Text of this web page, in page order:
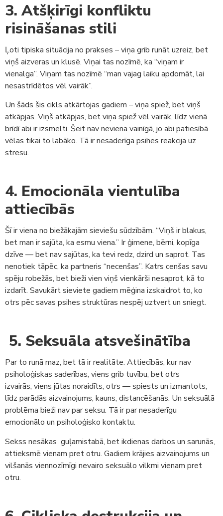
3. Atšķirīgi konfliktu
risināšanas stili
Ļoti tipiska situācija no prakses – viņa grib runāt uzreiz, bet
viņš aizveras un klusē. Viņai tas nozīmē, ka “viņam ir
vienalga”. Viņam tas nozīmē “man vajag laiku apdomāt, lai
nesastrīdētos vēl vairāk”.
Un šāds šis cikls atkārtojas gadiem – viņa spiež, bet viņš
atkāpjas. Viņš atkāpjas, bet viņa spiež vēl vairāk, līdz vienā
brīdī abi ir izsmelti. Šeit nav neviena vainīgā, jo abi patiesībā
vēlas tikai to labāko. Tā ir nesaderīga psihes reakcija uz
stresu.
4. Emocionāla vientulība
attiecībās
Šī ir viena no biežākajām sieviešu sūdzībām. “Viņš ir blakus,
bet man ir sajūta, ka esmu viena.” Ir ģimene, bērni, kopīga
dzīve — bet nav sajūtas, ka tevi redz, dzird un saprot. Tas
nenotiek tāpēc, ka partneris “necenšas”. Katrs cenšas savu
spēju robežās, bet bieži vien viņš vienkārši nesaprot, kā to
izdarīt. Savukārt sieviete gadiem mēģina izskaidrot to, ko
otrs pēc savas psihes struktūras nespēj uztvert un sniegt.
5. Seksuāla atsvešinātība
Par to runā maz, bet tā ir realitāte. Attiecībās, kur nav
psiholoģiskas saderības, viens grib tuvību, bet otrs
izvairās, viens jūtas noraidīts, otrs — spiests un izmantots,
līdz parādās aizvainojums, kauns, distancēšanās. Un seksuālā
problēma bieži nav par seksu. Tā ir par nesaderīgu
emocionālo un psiholoģisko kontaktu.
Sekss nesākas guļamistabā, bet ikdienas darbos un sarunās,
attieksmē vienam pret otru. Gadiem krājies aizvainojums un
vilšanās viennozīmīgi nevairo seksuālo vilkmi vienam pret
otru.